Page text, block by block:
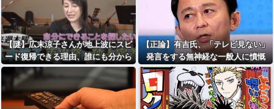
【謎】広末涼子さんが地上波にスピ
ード復帰できる理由、誰にも分から
ない・・・
【正論】有吉氏、「テレビ見ない」
発言をする無神経な一般人に憤慨